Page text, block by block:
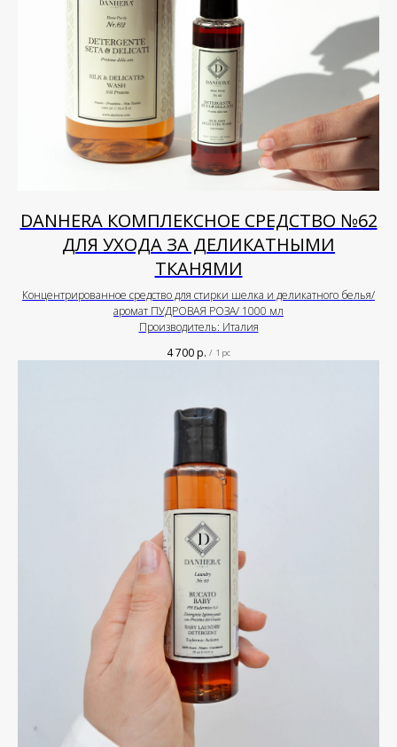
DANHERA КОМПЛЕКСНОЕ СРЕДСТВО №62
ДЛЯ УХОДА ЗА ДЕЛИКАТНЫМИ
ТКАНЯМИ
Концентрированное средство для стирки шелка и деликатного белья/
аромат ПУДРОВАЯ РОЗА/ 1000 мл
Производитель: Италия
4 700р. / 1 pc